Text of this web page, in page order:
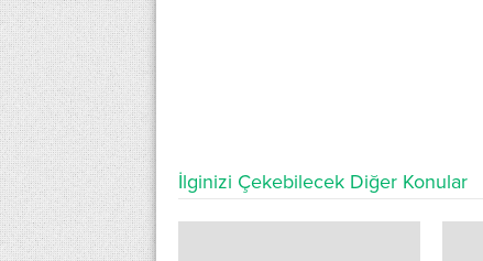
İlginizi Çekebilecek Diğer Konular